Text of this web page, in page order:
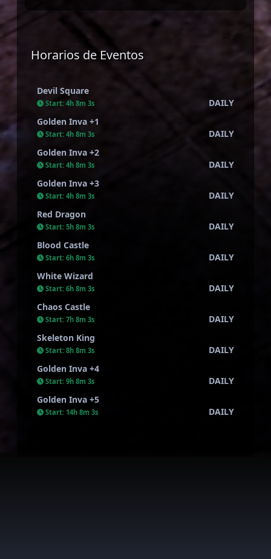
Horarios de Eventos
Devil Square
Start: 4h 8m 2s
DAILY
Golden Inva +1
Start: 4h 8m 2s
DAILY
Golden Inva +2
Start: 4h 8m 2s
DAILY
Golden Inva +3
Start: 4h 8m 2s
DAILY
Red Dragon
Start: 5h 8m 2s
DAILY
Blood Castle
Start: 6h 8m 2s
DAILY
White Wizard
Start: 6h 8m 2s
DAILY
Chaos Castle
Start: 7h 8m 2s
DAILY
Skeleton King
Start: 8h 8m 2s
DAILY
Golden Inva +4
Start: 9h 8m 2s
DAILY
Golden Inva +5
Start: 14h 8m 2s DAILY